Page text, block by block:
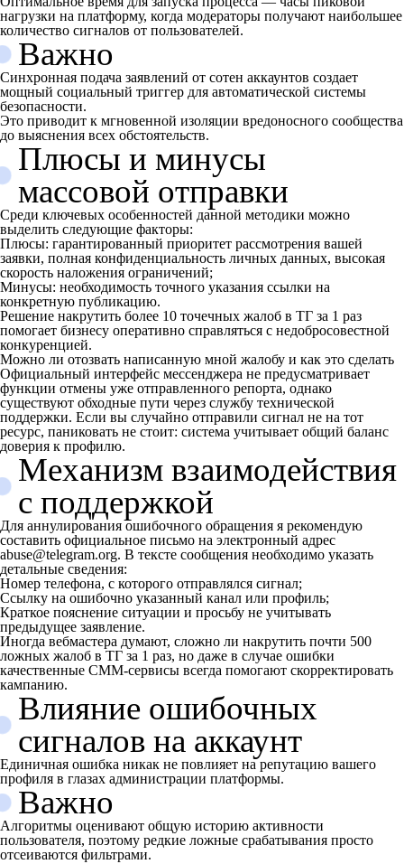
нагрузки на платформу, когда модераторы получают наибольшее
количество сигналов от пользователей.
Важно
Синхронная подача заявлений от сотен аккаунтов создает
мощный социальный триггер для автоматической системы
безопасности.
Это приводит к мгновенной изоляции вредоносного сообщества
до выяснения всех обстоятельств.
Плюсы и минусы
массовой отправки
Среди ключевых особенностей данной методики можно
выделить следующие факторы:
Плюсы: гарантированный приоритет рассмотрения вашей
заявки, полная конфиденциальность личных данных, высокая
скорость наложения ограничений;
Минусы: необходимость точного указания ссылки на
конкретную публикацию.
Решение накрутить более 10 точечных жалоб в ТГ за 1 раз
помогает бизнесу оперативно справляться с недобросовестной
конкуренцией.
Можно ли отозвать написанную мной жалобу и как это сделать
Официальный интерфейс мессенджера не предусматривает
функции отмены уже отправленного репорта, однако
существуют обходные пути через службу технической
поддержки. Если вы случайно отправили сигнал не на тот
ресурс, паниковать не стоит: система учитывает общий баланс
доверия к профилю.
Механизм взаимодействия
с поддержкой
Для аннулирования ошибочного обращения я рекомендую
составить официальное письмо на электронный адрес
abuse@telegram.org. В тексте сообщения необходимо указать
детальные сведения:
Номер телефона, с которого отправлялся сигнал;
Ссылку на ошибочно указанный канал или профиль;
Краткое пояснение ситуации и просьбу не учитывать
предыдущее заявление.
Иногда вебмастера думают, сложно ли накрутить почти 500
ложных жалоб в ТГ за 1 раз, но даже в случае ошибки
качественные СММ-сервисы всегда помогают скорректировать
кампанию.
Влияние ошибочных
сигналов на аккаунт
Единичная ошибка никак не повлияет на репутацию вашего
профиля в глазах администрации платформы.
Важно
Алгоритмы оценивают общую историю активности
пользователя, поэтому редкие ложные срабатывания просто
отсеиваются фильтрами.